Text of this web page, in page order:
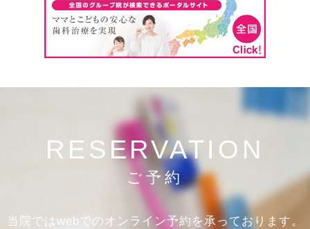
RESERVATION
ご予約
当院ではwebでのオンライン予約を承っております。